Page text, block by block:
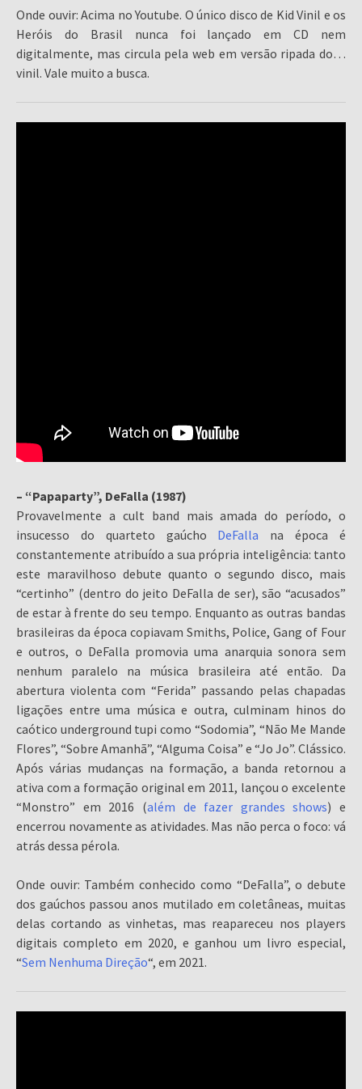
Onde ouvir: Acima no Youtube. O único disco de Kid Vinil e os
Heróis do Brasil nunca foi lançado em CD nem
digitalmente, mas circula pela web em versão ripada do…
vinil. Vale muito a busca.
– “Papaparty”, DeFalla (1987)
Provavelmente a cult band mais amada do período, o
insucesso do quarteto gaúcho DeFalla na época é
constantemente atribuído a sua própria inteligência: tanto
este maravilhoso debute quanto o segundo disco, mais
“certinho” (dentro do jeito DeFalla de ser), são “acusados”
de estar à frente do seu tempo. Enquanto as outras bandas
brasileiras da época copiavam Smiths, Police, Gang of Four
e outros, o DeFalla promovia uma anarquia sonora sem
nenhum paralelo na música brasileira até então. Da
abertura violenta com “Ferida” passando pelas chapadas
ligações entre uma música e outra, culminam hinos do
caótico underground tupi como “Sodomia”, “Não Me Mande
Flores”, “Sobre Amanhã”, “Alguma Coisa” e “Jo Jo”. Clássico.
Após várias mudanças na formação, a banda retornou a
ativa com a formação original em 2011, lançou o excelente
“Monstro” em 2016 (além de fazer grandes shows) e
encerrou novamente as atividades. Mas não perca o foco: vá
atrás dessa pérola.
Onde ouvir: Também conhecido como “DeFalla”, o debute
dos gaúchos passou anos mutilado em coletâneas, muitas
delas cortando as vinhetas, mas reapareceu nos players
digitais completo em 2020, e ganhou um livro especial,
“Sem Nenhuma Direção“, em 2021.